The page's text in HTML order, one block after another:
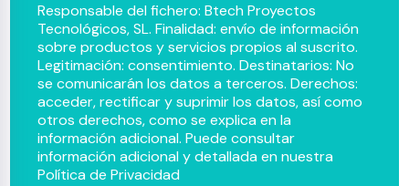
Responsable del fichero: Btech Proyectos
Tecnológicos, SL. Finalidad: envío de información
sobre productos y servicios propios al suscrito.
Legitimación: consentimiento. Destinatarios: No
se comunicarán los datos a terceros. Derechos:
acceder, rectificar y suprimir los datos, así como
otros derechos, como se explica en la
información adicional. Puede consultar
información adicional y detallada en nuestra
Política de Privacidad